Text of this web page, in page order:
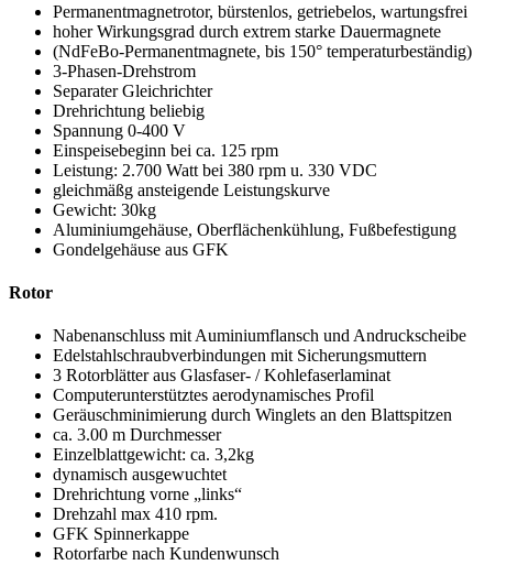
Permanentmagnetrotor, bürstenlos, getriebelos, wartungsfrei
hoher Wirkungsgrad durch extrem starke Dauermagnete
(NdFeBo-Permanentmagnete, bis 150° temperaturbeständig)
3-Phasen-Drehstrom
Separater Gleichrichter
Drehrichtung beliebig
Spannung 0-400 V
Einspeisebeginn bei ca. 125 rpm
Leistung: 2.700 Watt bei 380 rpm u. 330 VDC
gleichmäßg ansteigende Leistungskurve
Gewicht: 30kg
Aluminiumgehäuse, Oberflächenkühlung, Fußbefestigung
Gondelgehäuse aus GFK
Rotor
Nabenanschluss mit Auminiumflansch und Andruckscheibe
Edelstahlschraubverbindungen mit Sicherungsmuttern
3 Rotorblätter aus Glasfaser- / Kohlefaserlaminat
Computerunterstütztes aerodynamisches Profil
Geräuschminimierung durch Winglets an den Blattspitzen
ca. 3.00 m Durchmesser
Einzelblattgewicht: ca. 3,2kg
dynamisch ausgewuchtet
Drehrichtung vorne „links“
Drehzahl max 410 rpm.
GFK Spinnerkappe
Rotorfarbe nach Kundenwunsch